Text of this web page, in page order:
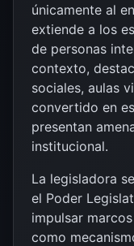
únicamente al
extiende a los
de personas
contexto,
sociales, aulas
convertido en
presentan
institucional.
La legisladora
el Poder
impulsar
como